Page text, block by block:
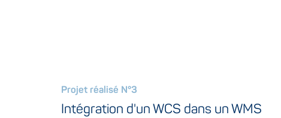
Projet réalisé N°3
Intégration d'un WCS dans un WMS